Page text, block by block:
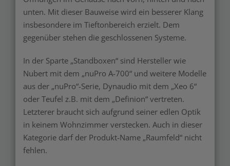
unten. Mit dieser Bauweise wird ein besserer Klang
insbesondere im Tieftonbereich erzielt. Dem
gegenüber stehen die geschlossenen Systeme.
In der Sparte „Standboxen“ sind Hersteller wie
Nubert mit dem „nuPro A-700“ und weitere Modelle
aus der „nuPro“-Serie, Dynaudio mit dem „Xeo 6“
oder Teufel z.B. mit dem „Definion“ vertreten.
Letzterer braucht sich aufgrund seiner edlen Optik
in keinem Wohnzimmer verstecken. Auch in dieser
Kategorie darf der Produkt-Name „Raumfeld“ nicht
fehlen.